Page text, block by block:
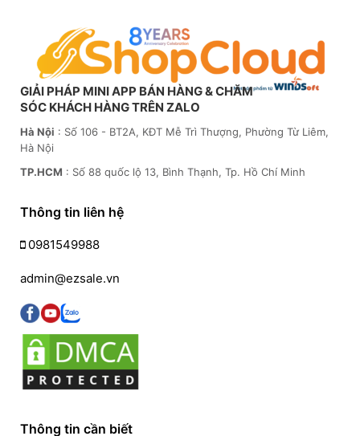
GIẢI PHÁP MINI APP BÁN HÀNG & CHĂM
SÓC KHÁCH HÀNG TRÊN ZALO
Hà Nội : Số 106 - BT2A, KĐT Mễ Trì Thượng, Phường Từ Liêm,
Hà Nội
TP.HCM : Số 88 quốc lộ 13, Bình Thạnh, Tp. Hồ Chí Minh
Thông tin liên hệ
0981549988
admin@ezsale.vn
Thông tin cần biết